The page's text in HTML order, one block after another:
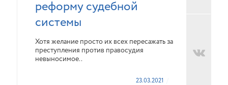
реформу судебной
системы
Хотя желание просто их всех пересажать за
преступления против правосудия
невыносимое..
23.03.2021